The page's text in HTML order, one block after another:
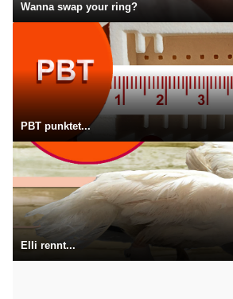
Wanna swap your ring?
PBT punktet...
Elli rennt...